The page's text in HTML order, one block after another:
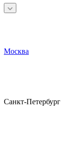
Москва
Санкт-Петербург